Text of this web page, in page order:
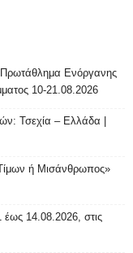
Ενόργανης
10-21.08.2026
Τσεχία – Ελλάδα |
ή Μισάνθρωπος»
14.08.2026, στις